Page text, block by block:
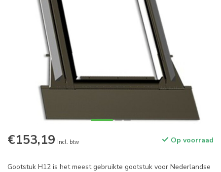
€153,19 Incl. btw Op voorraad
Gootstuk H12 is het meest gebruikte gootstuk voor Nederlandse